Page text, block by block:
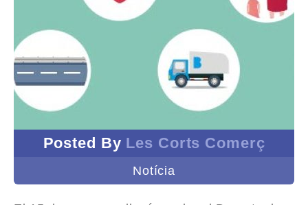
Posted By Les Corts Comerç
Notícia